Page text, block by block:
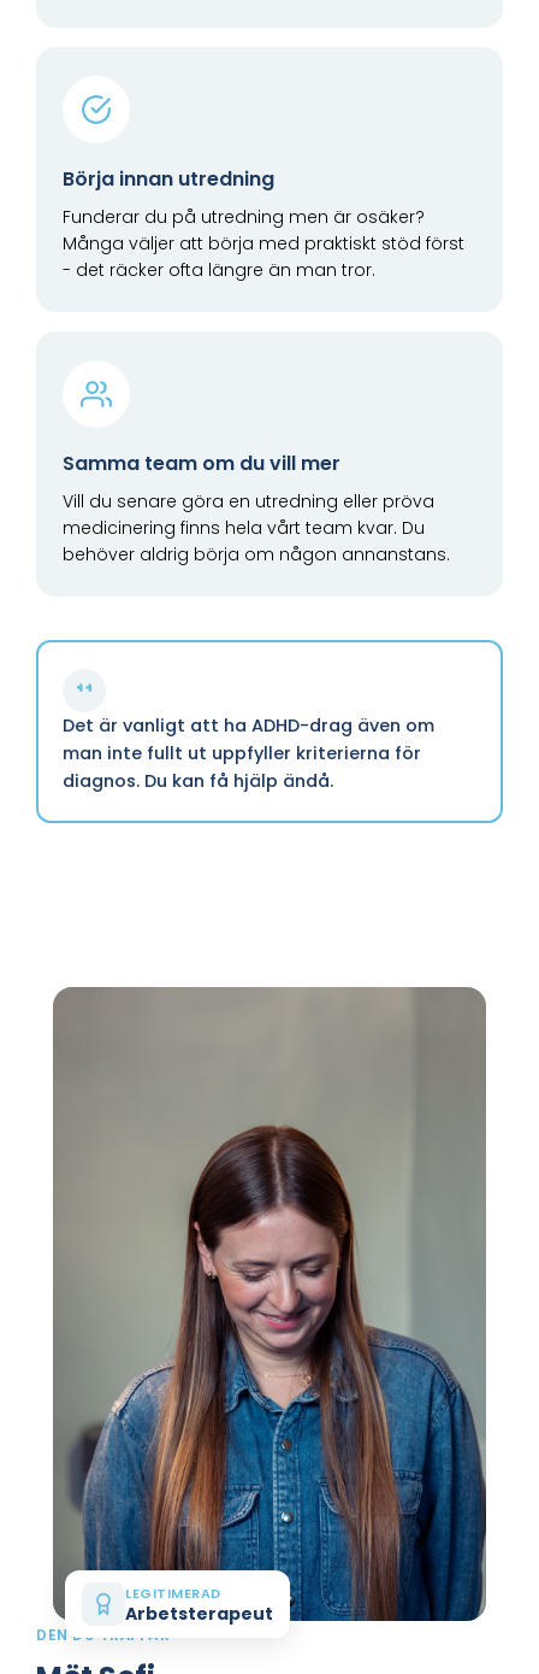
Börja innan utredning
Funderar du på utredning men är osäker?
Många väljer att börja med praktiskt stöd först
- det räcker ofta längre än man tror.
Samma team om du vill mer
Vill du senare göra en utredning eller pröva
medicinering finns hela vårt team kvar. Du
behöver aldrig börja om någon annanstans.
Det är vanligt att ha ADHD-drag även om
man inte fullt ut uppfyller kriterierna för
diagnos. Du kan få hjälp ändå.
LEGITIMERAD
Arbetsterapeut
DEN DU TRÄFFAR